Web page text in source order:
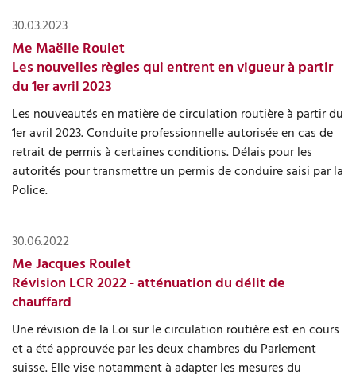
30.03.2023
Me Maëlle Roulet
Les nouvelles règles qui entrent en vigueur à partir
du 1er avril 2023
Les nouveautés en matière de circulation routière à partir du
1er avril 2023. Conduite professionnelle autorisée en cas de
retrait de permis à certaines conditions. Délais pour les
autorités pour transmettre un permis de conduire saisi par la
Police.
30.06.2022
Me Jacques Roulet
Révision LCR 2022 - atténuation du délit de
chauffard
Une révision de la Loi sur le circulation routière est en cours
et a été approuvée par les deux chambres du Parlement
suisse. Elle vise notamment à adapter les mesures du